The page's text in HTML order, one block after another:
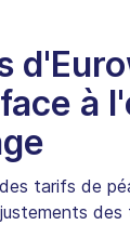
à
tarifs de
des